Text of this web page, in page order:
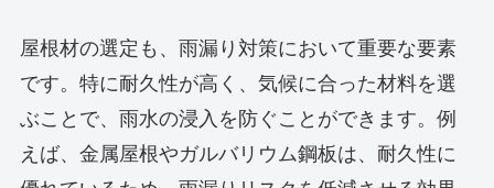
屋根材の選定も、雨漏り対策において重要な要素
です。特に耐久性が高く、気候に合った材料を選
ぶことで、雨水の浸入を防ぐことができます。例
えば、金属屋根やガルバリウム鋼板は、耐久性に